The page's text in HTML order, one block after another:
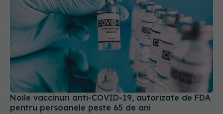
Noile vaccinuri anti-COVID-19, autorizate de FDA
pentru persoanele peste 65 de ani